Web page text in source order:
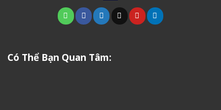
Có Thể Bạn Quan Tâm: